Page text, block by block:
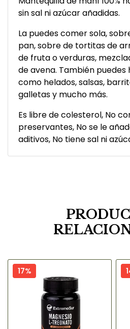
sin sal ni azúcar añadidas.
La puedes comer sola,
pan, sobre de tortitas de
de fruta o verduras,
de avena. También
como helados, salsas,
galletas y mucho más.
Es libre de colesterol, No
preservantes, No se le
aditivos, No tiene sal ni
17%